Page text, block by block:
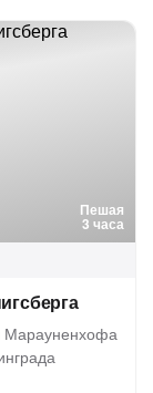
Пешая
3 часа
Марауненхофа